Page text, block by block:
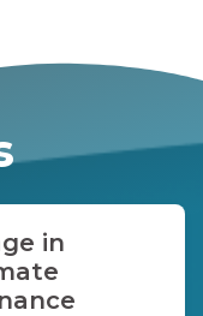
damit
in